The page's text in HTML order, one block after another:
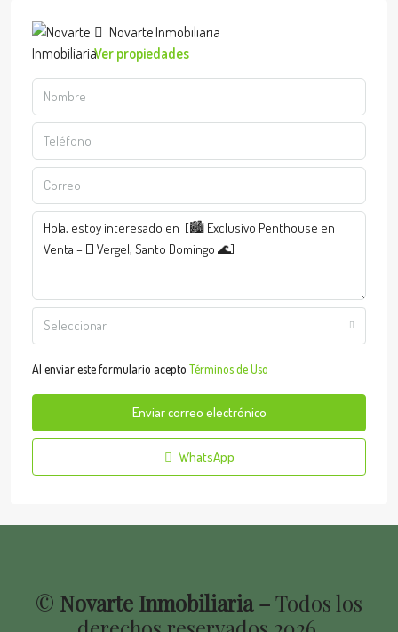
Novarte Inmobiliaria
Ver propiedades
Seleccionar
Al enviar este formulario acepto Términos de Uso
Enviar correo electrónico
WhatsApp
© Novarte Inmobiliaria –Todos los